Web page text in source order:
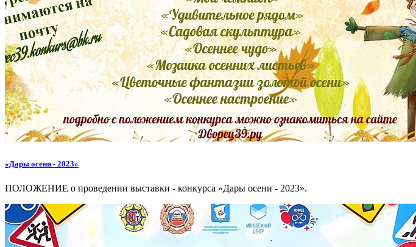
«Дары осени - 2023»
ПОЛОЖЕНИЕ о проведении выставки - конкурса «Дары осени - 2023».